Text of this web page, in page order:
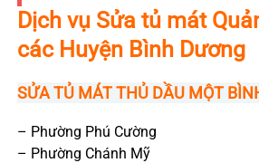
Dịch vụ Sửa tủ mát
các Huyện Bình Dương
SỬA TỦ MÁT THỦ DẦU MỘT
– Phường Phú Cường
– Phường Chánh Mỹ